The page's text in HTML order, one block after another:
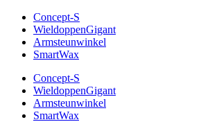
Concept-S
WieldoppenGigant
Armsteunwinkel
SmartWax
Concept-S
WieldoppenGigant
Armsteunwinkel
SmartWax